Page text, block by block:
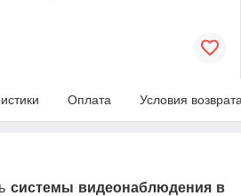
Оплата Условия
системы видеонаблюдения в